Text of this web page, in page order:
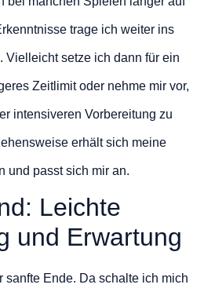
trage ich weiter ins
Vielleicht setze ich dann für ein
Zeitlimit oder nehme mir vor,
intensiveren Vorbereitung zu
erhält sich meine
und passt sich mir an.
Leichte
und Erwartung
sanfte Ende. Da schalte ich mich